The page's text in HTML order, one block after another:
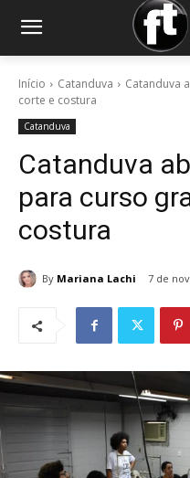
Início Catanduva
Catanduva
corte e costura
Catanduva
Catanduva
para curso
costura
By Mariana Lachi 7 de